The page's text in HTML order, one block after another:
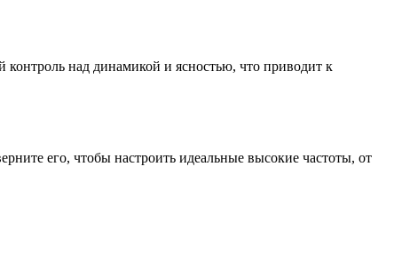
над динамикой и ясностью, что приводит к
его, чтобы настроить идеальные высокие частоты, от